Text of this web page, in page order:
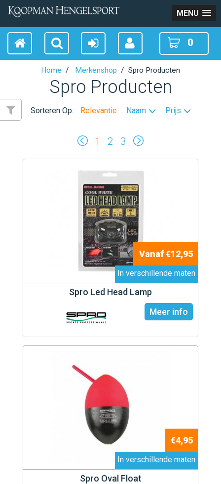
MENU
0
Home Merkenshop Spro Producten
Spro Producten
Sorteren Op: Relevantie Naam Prijs
1 2 3
In verschillende maten
Vanaf €12,95
Spro Led Head Lamp
Meer info
In verschillende maten
€4,95
Spro Oval Float